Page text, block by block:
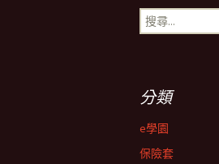
搜
尋
分類
e學園
保險套